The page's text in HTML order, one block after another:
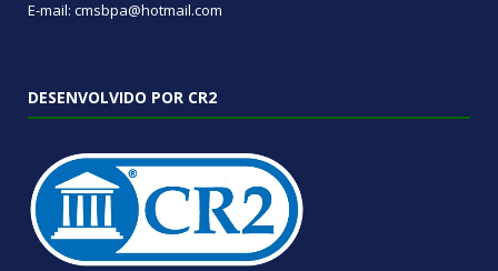
E-mail: cmsbpa@hotmail.com
DESENVOLVIDO POR CR2